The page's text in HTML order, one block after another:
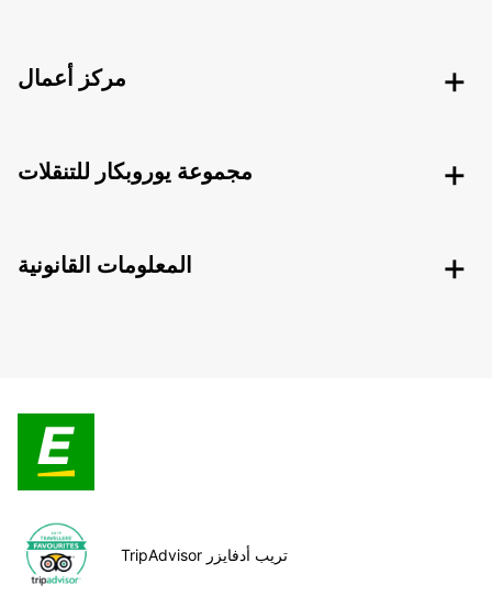
مركز أعمال
مجموعة يوروبكار للتنقلات
المعلومات القانونية
TripAdvisor تريب أدفايزر